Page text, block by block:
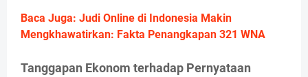
Baca Juga: Judi Online di Indonesia Makin
Mengkhawatirkan: Fakta Penangkapan 321 WNA
Tanggapan Ekonom terhadap Pernyataan